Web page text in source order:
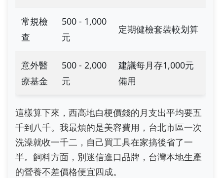
常規檢
查
500 - 1,000
元
定期健檢套裝較划算
意外醫
療基金
500 - 2,000
元
建議每月存1,000元
備用
這樣算下來，西高地白梗價錢的月支出平均要五
千到八千。我最煩的是美容費用，台北市區一次
洗澡就收一千二，自己買工具在家搞後省了一
半。飼料方面，別迷信進口品牌，台灣本地生產
的營養不差價格便宜四成。